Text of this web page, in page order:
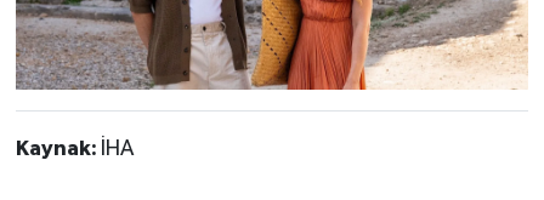
Kaynak: İHA